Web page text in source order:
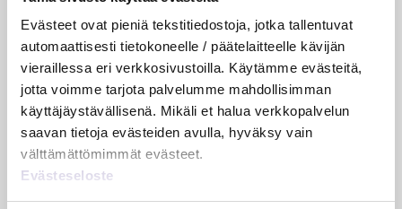
Evästeet ovat pieniä tekstitiedostoja, jotka tallentuvat
automaattisesti tietokoneelle / päätelaitteelle kävijän
vieraillessa eri verkkosivustoilla. Käytämme evästeitä,
jotta voimme tarjota palvelumme mahdollisimman
käyttäjäystävällisenä. Mikäli et halua verkkopalvelun
saavan tietoja evästeiden avulla, hyväksy vain
välttämättömimmät evästeet.
Evästeseloste
Kulu­veloitukset arvon­lisä­
verotuksessa – omien kulujen
veloitus, kulujen edelleen­
veloitus ja läpi­laskutus
Petri Salomaa